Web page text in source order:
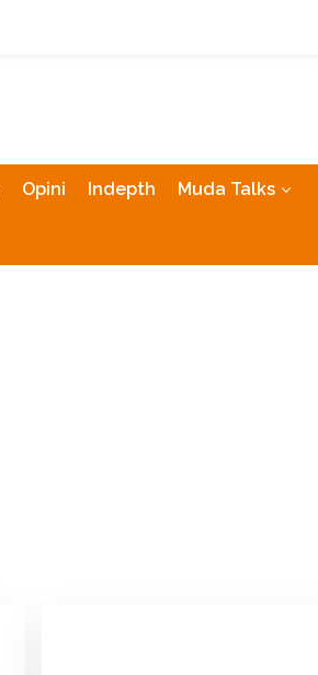
Opini Indepth Muda Talks